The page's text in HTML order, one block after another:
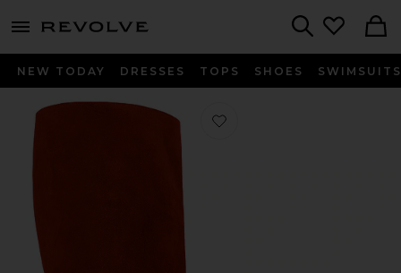
menu - shows more content
NEW TODAY DRESSES TOPS SHOES SWIMSUITS
Favorito BOTAS